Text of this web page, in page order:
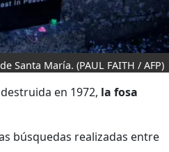
Santa María. (PAUL FAITH / AFP)
en 1972, la fosa
búsquedas realizadas entre